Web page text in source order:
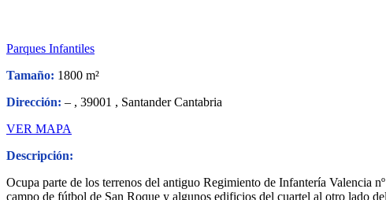
Natación
Patinaje
Petanca
Remo
Salvamento y Socorrismo
Squash
Surf
Parques Infantiles
Tamaño: 1800 m²
Dirección: – , 39001 , Santander Cantabria
VER MAPA
Descripción:
Ocupa parte de los terrenos del antiguo Regimiento de Infantería Valencia
campo de fútbol de San Roque y algunos edificios del cuartel al otro lado